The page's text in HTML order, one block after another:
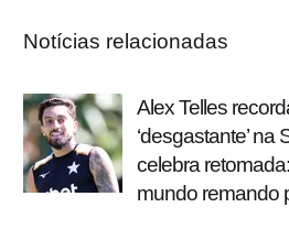
Notícias relacionadas
Alex Telles
‘desgastante’
celebra
mundo remando